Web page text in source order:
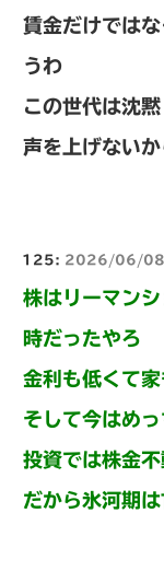
賃金だけでは
うわ
この世代は沈
声を上げない
125: 2026/06/
株はリーマン
時だったやろ
金利も低くて
そして今はめ
投資では株金
だから氷河期